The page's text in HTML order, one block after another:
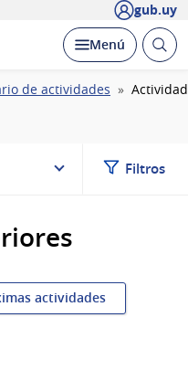
gub.uy
Desplegar
Menú Abrir
de actividades
Filtros
actividades